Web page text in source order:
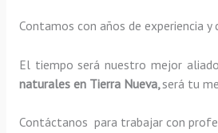
Contamos con años de experiencia
El tiempo será nuestro mejor
naturales en Tierra Nueva, será tu
Contáctanos para trabajar con